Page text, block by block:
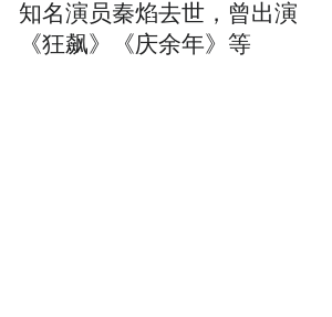
知名演员秦焰去世，曾出演
《狂飙》《庆余年》等